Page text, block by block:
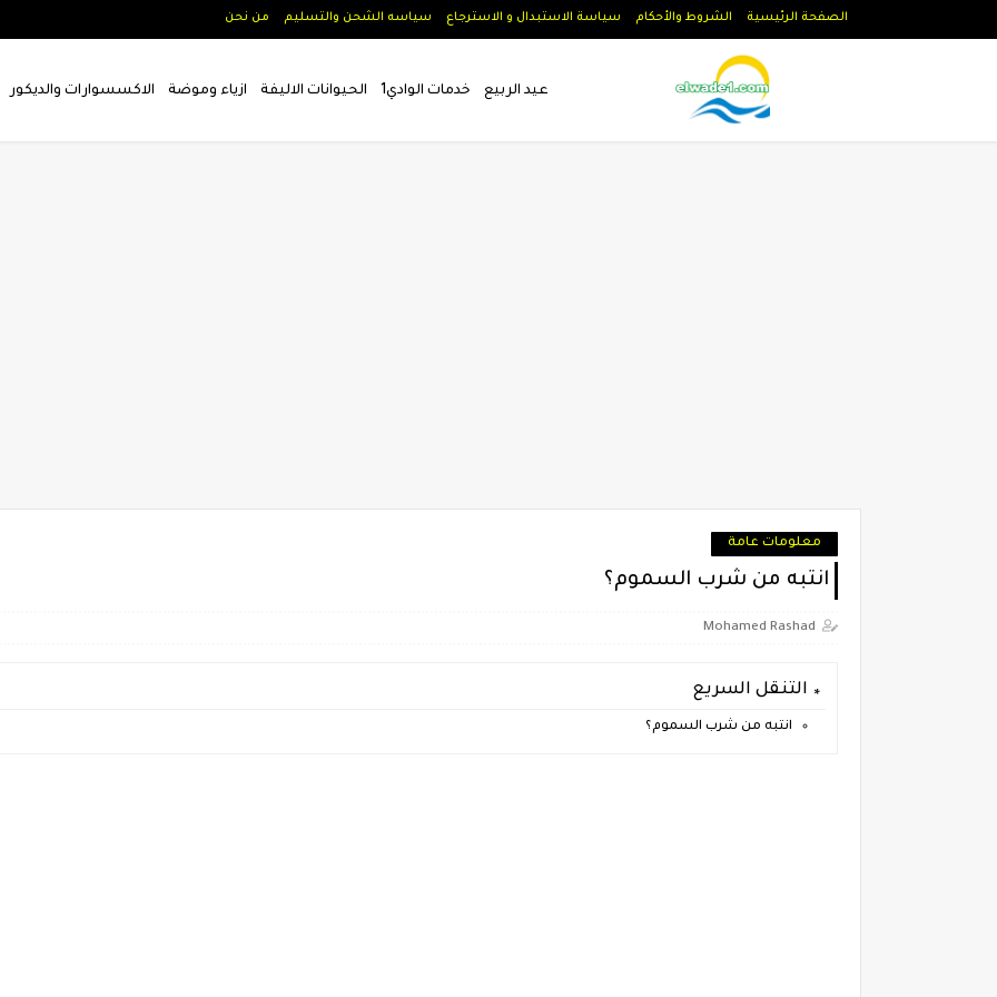
الصفحة الرئيسية الشروط والأحكام سياسة الاستبدال و الاسترجاع سياسه الشحن والتسليم من نحن
عيد الربيع خدمات الوادي1 الحيوانات الاليفة ازياء وموضة الاكسسوارات والديكور
معلومات عامة
انتبه من شرب السموم؟
Mohamed Rashad
التنقل السريع
انتبه من شرب السموم؟